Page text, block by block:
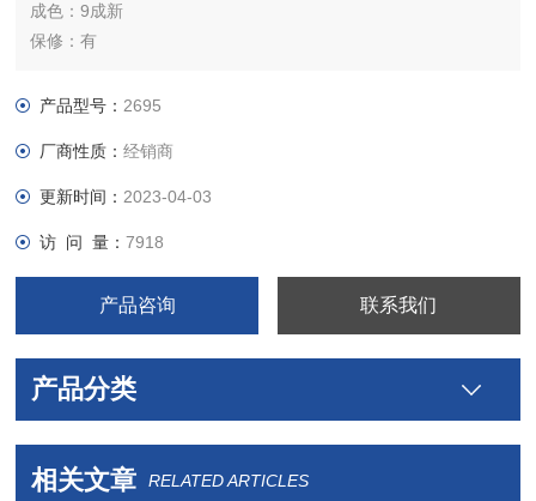
成色：9成新
保修：有
特点：
器
反馈回路, 无脉动, 无需混合器和阻尼器
产品型号： 2695
厂商性质：经销商
更新时间： 2023-04-03
访 问 量：7918
产品咨询 联系我们
产品分类
相关文章 RELATED ARTICLES